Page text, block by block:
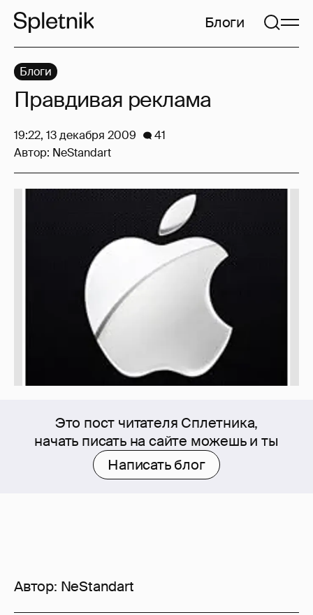
Блоги
Это пост читателя Сплетника,
начать писать на сайте можешь и ты
Написать блог
Автор: NeStandart
Блоги
Правдивая реклама
19:22, 13 декабря 2009
41
Автор: NeStandart